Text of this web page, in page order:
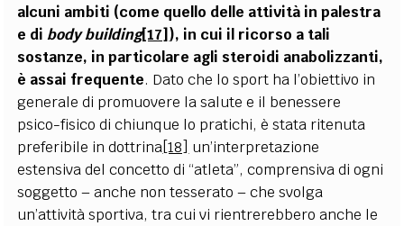
alcuni ambiti (come quello delle attività in palestra
e dibody building[17]), in cui il ricorso a tali
sostanze, in particolare agli steroidi anabolizzanti,
è assai frequente. Dato che lo sport ha l’obiettivo in
generale di promuovere la salute e il benessere
psico-fisico di chiunque lo pratichi, è stata ritenuta
preferibile in dottrina[18] un’interpretazione
estensiva del concetto di “atleta”, comprensiva di ogni
soggetto – anche non tesserato – che svolga
un’attività sportiva, tra cui vi rientrerebbero anche le